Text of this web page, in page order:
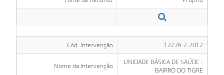
Cód. Intervenção 12276-2-2012
Nome da Intervenção
UNIDADE BÁSICA DE SAÚDE -
BAIRRO DO TIGRE